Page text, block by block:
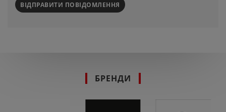
ВІДПРАВИТИ ПОВІДОМЛЕННЯ
БРЕНДИ